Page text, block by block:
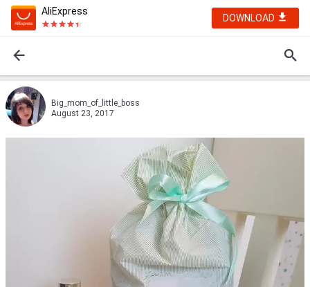
AliExpress
DOWNLOAD
Big_mom_of_little_boss
August 23, 2017